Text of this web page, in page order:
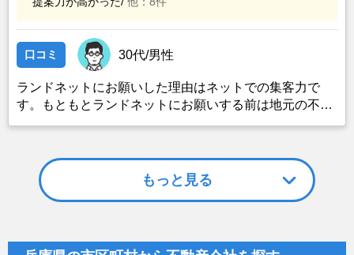
口コミ 30代/男性
ランドネットにお願いした理由はネットでの集客力で
す。もともとランドネットにお願いする前は地元の不動
動産屋では取り扱ってもらえませんでした。そこでそれ
までに取引があり、全国対応しているランドネットにお
願いしました。
もっと見る